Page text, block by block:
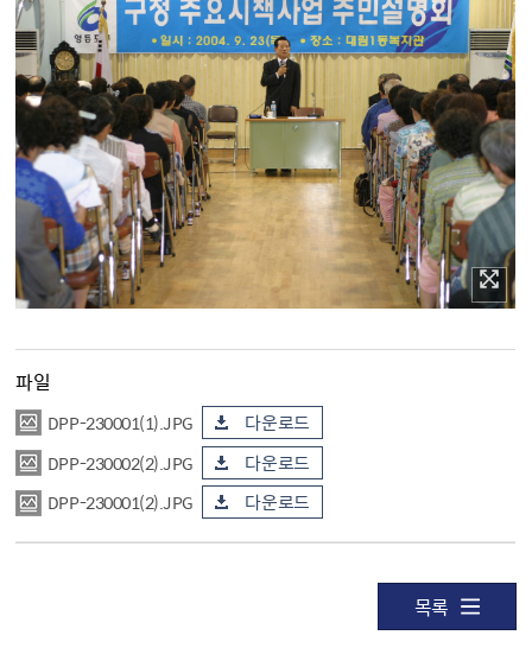
파일
DPP-230001(1).JPG
다운로드
DPP-230002(2).JPG
다운로드
DPP-230001(2).JPG
다운로드
목록